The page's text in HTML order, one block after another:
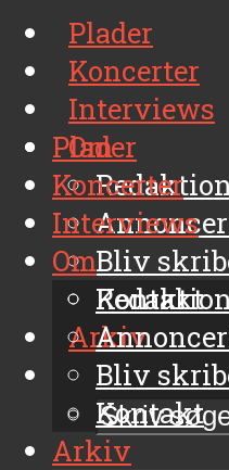
Plader
Koncerter
Interviews
Om
Bliv
Kontakt
Arkiv
Plader
Koncerter
Interviews
Om
Bliv
Kontakt
Arkiv